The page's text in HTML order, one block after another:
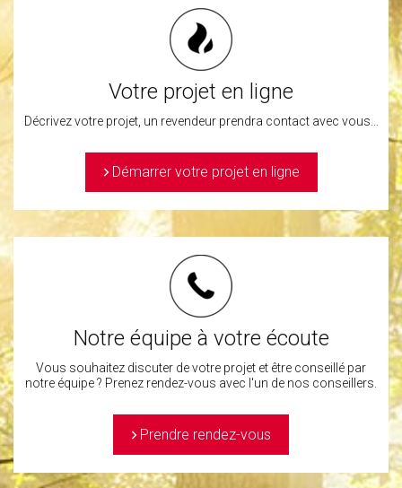
Votre projet en ligne
Décrivez votre projet, un revendeur prendra contact avec vous...
> Démarrer votre projet en ligne
Notre équipe à votre écoute
Vous souhaitez discuter de votre projet et être conseillé par
notre équipe ? Prenez rendez-vous avec l'un de nos conseillers.
> Prendre rendez-vous